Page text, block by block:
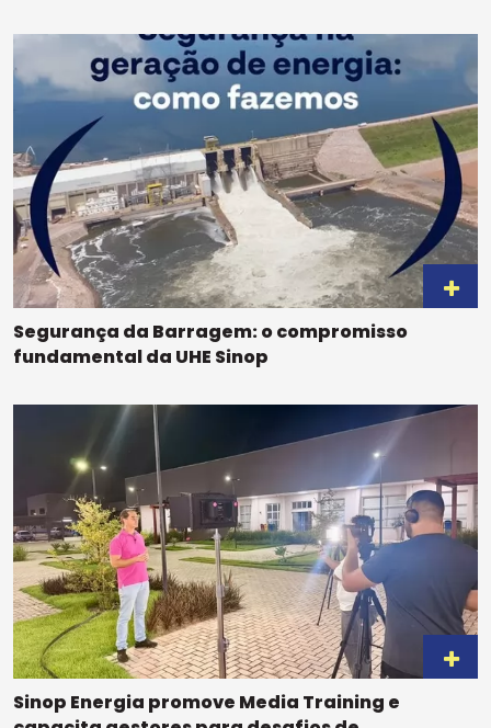
Segurança da Barragem: o compromisso
fundamental da UHE Sinop
Sinop Energia promove Media Training e